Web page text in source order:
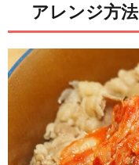
アレンジ方法